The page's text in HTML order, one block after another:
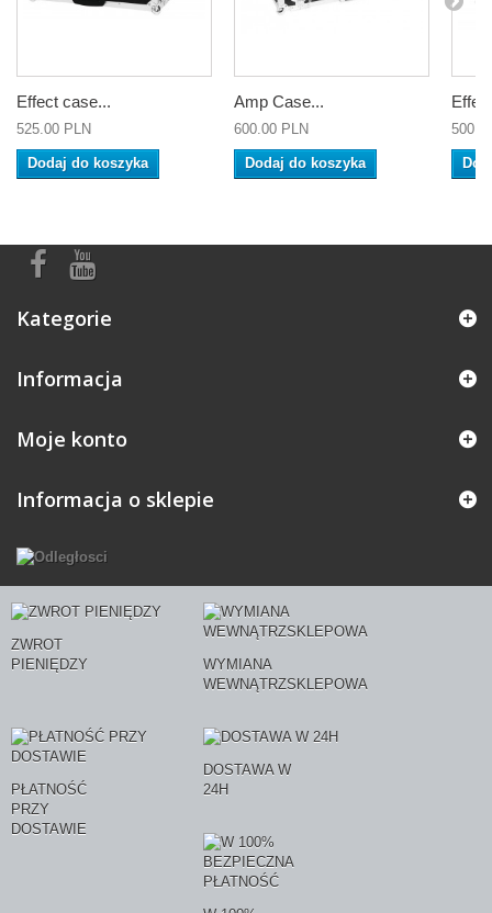
Effect case...
525.00 PLN
Dodaj do koszyka
Amp Case...
600.00 PLN
Dodaj do koszyka
Kategorie
Informacja
Moje konto
Informacja o sklepie
ZWROT
PIENIĘDZY
WYMIANA
WEWNĄTRZSKLEPOWA
PŁATNOŚĆ
PRZY
DOSTAWIE
DOSTAWA W
24H